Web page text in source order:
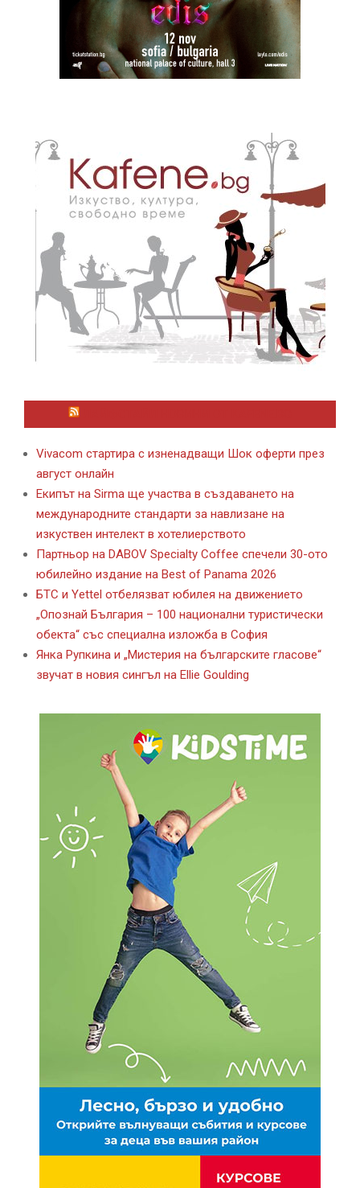
Vivacom стартира с изненадващи Шок оферти през
август онлайн
Екипът на Sirma ще участва в създаването на
международните стандарти за навлизане на
изкуствен интелект в хотелиерството
Партньор на DABOV Specialty Coffee спечели 30-ото
юбилейно издание на Best of Panama 2026
БТС и Yettel отбелязват юбилея на движението
„Опознай България – 100 национални туристически
обекта“ със специална изложба в София
Янка Рупкина и „Мистерия на българските гласове“
звучат в новия сингъл на Ellie Goulding